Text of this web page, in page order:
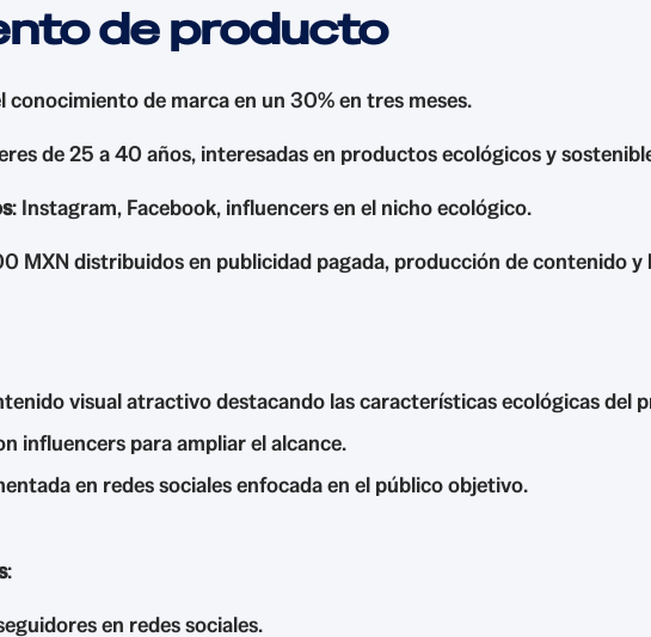
de producto
conocimiento de marca en un 30% en tres meses.
de 25 a 40 años, interesadas en productos ecológicos y
: Instagram, Facebook, influencers en el nicho ecológico.
MXN distribuidos en publicidad pagada, producción de contenido y
visual atractivo destacando las características ecológicas del
influencers para ampliar el alcance.
en redes sociales enfocada en el público objetivo.
:
en redes sociales.